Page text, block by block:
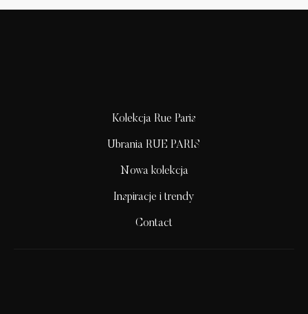
Kolekcja Rue Paris
Ubrania RUE PARIS
Nowa kolekcja
Inspiracje i trendy
Contact